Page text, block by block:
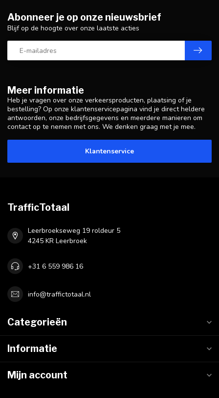
Meer informatie
Heb je vragen over onze verkeersproducten, plaatsing of je
bestelling? Op onze klantenservicepagina vind je direct heldere
antwoorden, onze bedrijfsgegevens en meerdere manieren om
contact op te nemen met ons. We denken graag met je mee.
Klantenservice
Abonneer je op onze nieuwsbrief
Blijf op de hoogte over onze laatste acties
TrafficTotaal
Leerbroekseweg 19 roldeur 5
4245 KR Leerbroek
+31 6 559 986 16
info@traffictotaal.nl
Categorieën
Informatie
Mijn account